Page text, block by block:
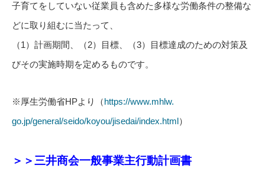
子育てをしていない従業員も含めた多様な労働条件の整備な
どに取 り組むに当たって、
（1）計画期間、（2）目標、（3）
目標達成のための対策及
びその実施時期を定めるものです。
※厚生労働省HPより（https://www.mhlw.
go.jp/general/seido/koyou/jisedai/index.html）
＞＞三井商会一般事業主行動計画書